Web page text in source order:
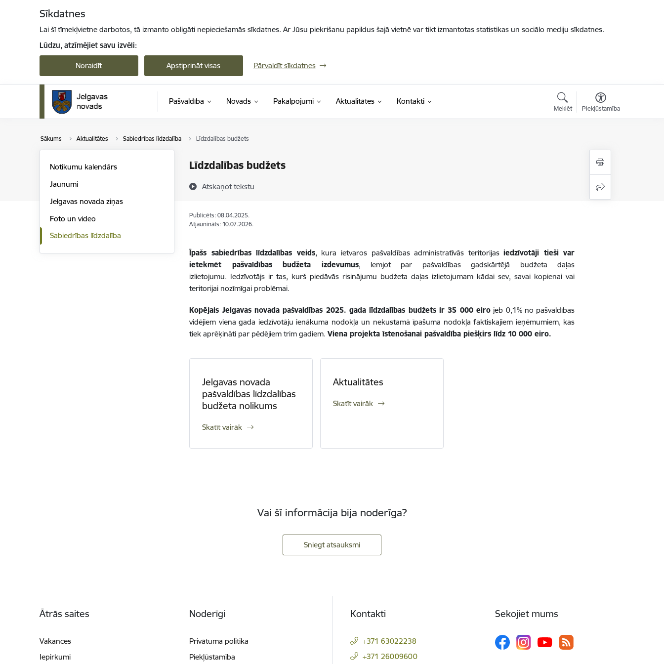
Sīkdatnes
Lai šī tīmekļvietne darbotos, tā izmanto obligāti nepieciešamās sīkdatnes. Ar Jūsu piekrišanu papildus šajā vietnē var tikt izmantotas statistikas un sociālo mediju sīkdatnes.
Lūdzu, atzīmējiet savu izvēli:
Noraidīt Apstiprināt visas Pārvaldīt sīkdatnes
Pašvaldība Novads Pakalpojumi Aktualitātes Kontakti
Meklēt Piekļūstamība
Sākums Aktualitātes Sabiedrības līdzdalība Līdzdalības budžets
Līdzdalības budžets
Atskaņot tekstu
Notikumu kalendārs
Jaunumi
Jelgavas novada ziņas
Foto un video
Sabiedrības līdzdalība
Publicēts: 08.04.2025.
Atjaunināts: 10.07.2026.
Īpašs sabiedrības līdzdalības veids, kura ietvaros pašvaldības administratīvās teritorijasiedzīvotāji tieši var
ietekmēt pašvaldības budžeta izdevumus, lemjot par pašvaldības gadskārtējā budžeta daļas
izlietojumu. Iedzīvotājs ir tas, kurš piedāvās risinājumu budžeta daļas izlietojumam kādai sev, savai kopienai vai
teritorijai nozīmīgai problēmai.
Kopējais Jelgavas novada pašvaldības 2025. gada līdzdalības budžets ir 35 000 eirojeb 0,1% no pašvaldības
vidējiem viena gada iedzīvotāju ienākuma nodokļa un nekustamā īpašuma nodokļa faktiskajiem ieņēmumiem, kas
tiek aprēķināti par pēdējiem trim gadiem.Viena projekta īstenošanai pašvaldība piešķirs līdz 10 000 eiro.
Jelgavas novada
pašvaldības līdzdalības
budžeta nolikums
Skatīt vairāk
Aktualitātes
Skatīt vairāk
Vai šī informācija bija noderīga?
Sniegt atsauksmi
Ātrās saites
Vakances
Iepirkumi
Noderīgi
Privātuma politika
Piekļūstamība
Kontakti
+371 63022238
+371 26009600
Sekojiet mums